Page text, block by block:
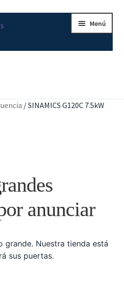
Menú
/SINAMICS G120C 7.5kW
anunciar
grande. Nuestra tienda está
sus puertas.